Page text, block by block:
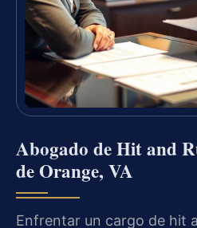
Abogado de Hit and
de Orange, VA
Enfrentar un cargo de hit